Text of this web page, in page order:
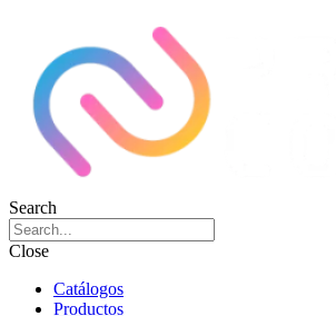
Search
Close
Catálogos
Productos